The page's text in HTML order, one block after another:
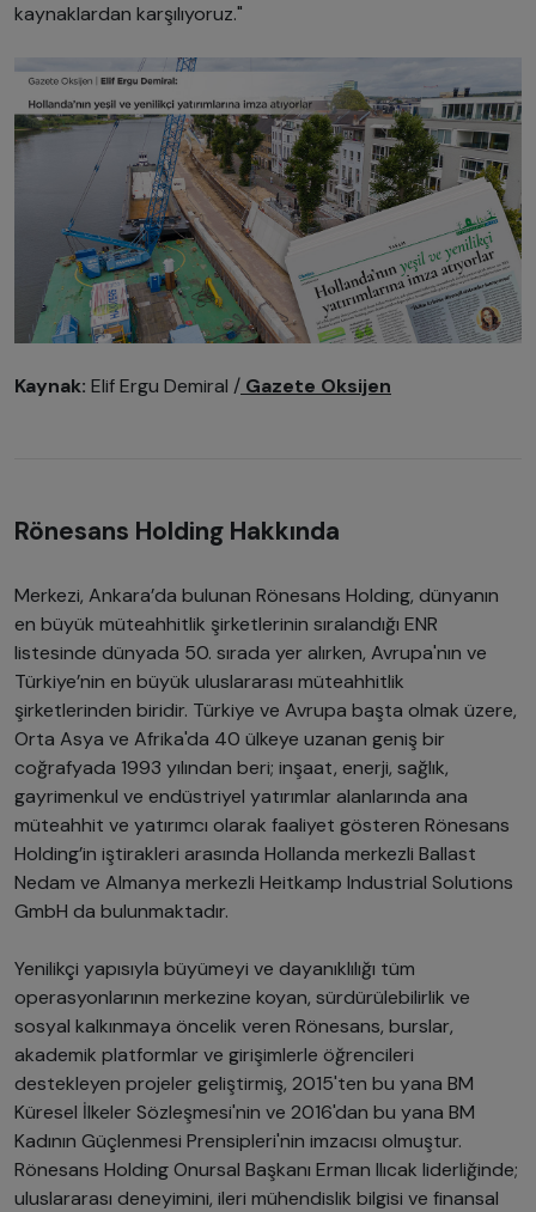
kaynaklardan karşılıyoruz."
Kaynak: Elif Ergu Demiral / Gazete Oksijen
Rönesans Holding Hakkında
Merkezi, Ankara’da bulunan Rönesans Holding, dünyanın
en büyük müteahhitlik şirketlerinin sıralandığı ENR
listesinde dünyada 50. sırada yer alırken, Avrupa'nın ve
Türkiye’nin en büyük uluslararası müteahhitlik
şirketlerinden biridir. Türkiye ve Avrupa başta olmak üzere,
Orta Asya ve Afrika'da 40 ülkeye uzanan geniş bir
coğrafyada 1993 yılından beri; inşaat, enerji, sağlık,
gayrimenkul ve endüstriyel yatırımlar alanlarında ana
müteahhit ve yatırımcı olarak faaliyet gösteren Rönesans
Holding’in iştirakleri arasında Hollanda merkezli Ballast
Nedam ve Almanya merkezli Heitkamp Industrial Solutions
GmbH da bulunmaktadır.
Yenilikçi yapısıyla büyümeyi ve dayanıklılığı tüm
operasyonlarının merkezine koyan, sürdürülebilirlik ve
sosyal kalkınmaya öncelik veren Rönesans, burslar,
akademik platformlar ve girişimlerle öğrencileri
destekleyen projeler geliştirmiş, 2015'ten bu yana BM
Küresel İlkeler Sözleşmesi'nin ve 2016'dan bu yana BM
Kadının Güçlenmesi Prensipleri'nin imzacısı olmuştur.
Rönesans Holding Onursal Başkanı Erman Ilıcak liderliğinde;
uluslararası deneyimini, ileri mühendislik bilgisi ve finansal